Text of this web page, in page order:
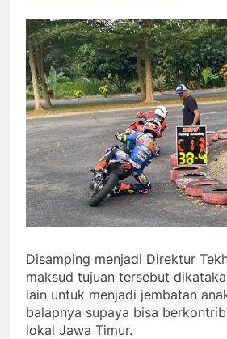
Disamping menjadi Direktur
maksud tujuan tersebut
lain untuk menjadi jembatan
balapnya supaya bisa
lokal Jawa Timur.